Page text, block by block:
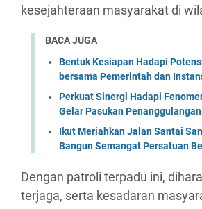
kesejahteraan masyarakat di
BACA JUGA
Bentuk Kesiapan Hadapi
bersama Pemerintah dan
Perkuat Sinergi Hadapi
Gelar Pasukan
Ikut Meriahkan Jalan Santai
Bangun Semangat Persatuan
Dengan patroli terpadu ini,
terjaga, serta kesadaran